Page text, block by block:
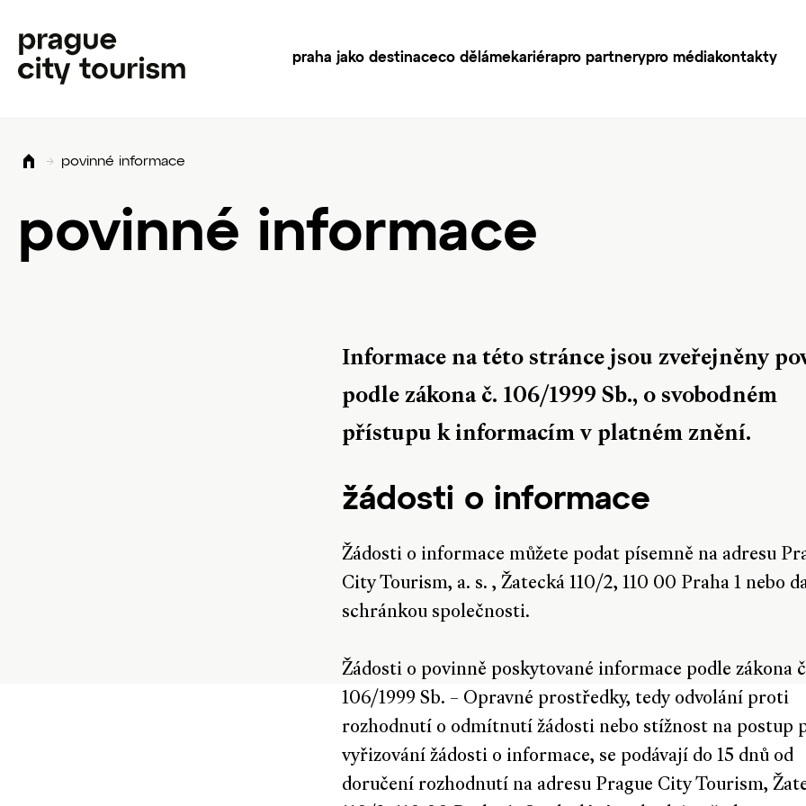
praha jako destinaceco dělámekariérapro partnerypro média kontakty
povinné informace
povinné informace
Informace na této stránce jsou zveřejněny
podle zákona č. 106/1999 Sb., o svobodném
přístupu k informacím v platném znění.
žádosti o informace
Žádosti o informace můžete podat písemně na adresu
City Tourism, a. s. , Žatecká 110/2, 110 00 Praha 1 nebo
schránkou společnosti.
Žádosti o povinně poskytované informace podle zákona
106/1999 Sb. – Opravné prostředky, tedy odvolání proti
rozhodnutí o odmítnutí žádosti nebo stížnost na postup
vyřizování žádosti o informace, se podávají do 15 dnů od
doručení rozhodnutí na adresu Prague City Tourism,